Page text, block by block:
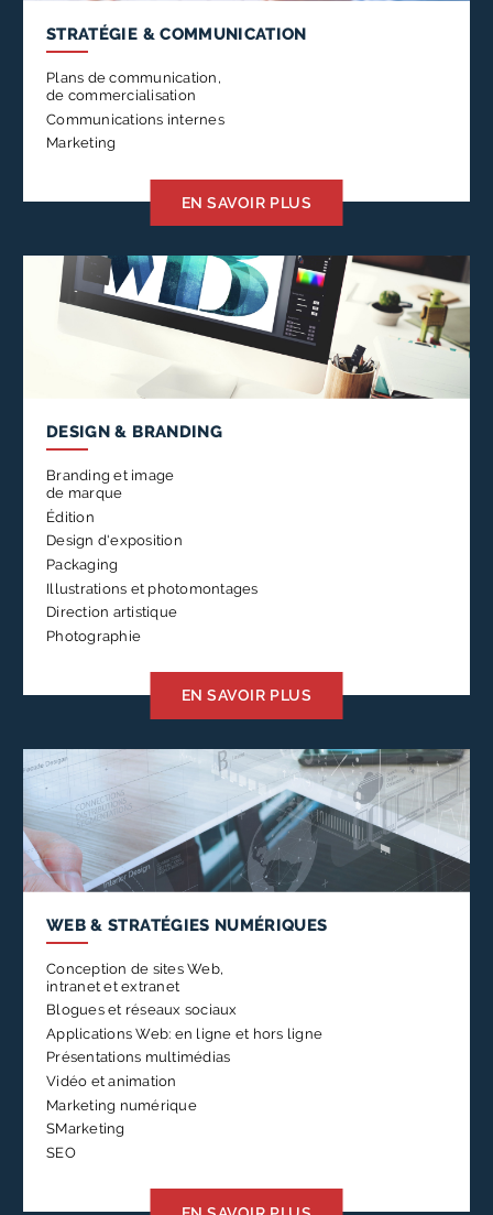
innover
STRATÉGIE & COMMUNICATION
Plans de communication,
de commercialisation
Communications internes
Marketing
EN SAVOIR PLUS
DESIGN& BRANDING
Branding et image
de marque
Édition
Design d'exposition
Packaging
Illustrations et photomontages
Direction artistique
Photographie
EN SAVOIR PLUS
WEB &STRATÉGIES NUMÉRIQUES
Conception de sites Web,
intranet et extranet
Blogues et réseaux sociaux
Applications Web: en ligne et hors ligne
Présentations multimédias
Vidéo et animation
Marketing numérique
SMarketing
SEO